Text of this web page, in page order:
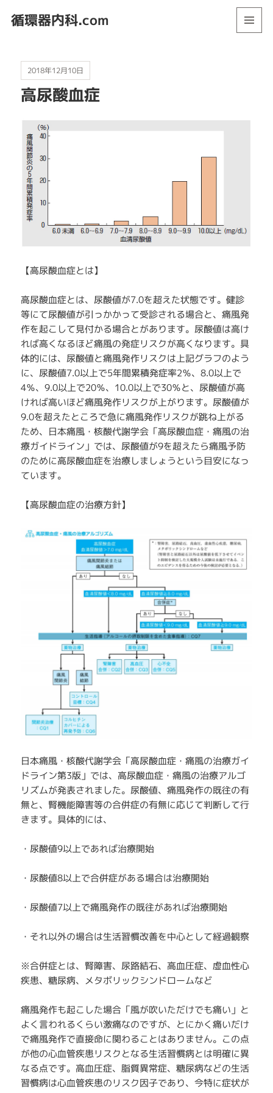
循環器内科.com
2018年12月10日
高尿酸血症
【高尿酸血症とは】
高尿酸血症とは、尿酸値が7.0を超えた状態です。健診
等にて尿酸値が引っかかって受診される場合と、痛風発
作を起こして見付かる場合とがあります。尿酸値は高け
れば高くなるほど痛風の発症リスクが高くなります。具
体的には、尿酸値と痛風発作リスクは上記グラフのよう
に、尿酸値7.0以上で5年間累積発症率2％、8.0以上で
4％、9.0以上で20％、10.0以上で30％と、尿酸値が高
ければ高いほど痛風発作リスクが上がります。尿酸値が
9.0を超えたところで急に痛風発作リスクが跳ね上がる
ため、日本痛風・核酸代謝学会「高尿酸血症・痛風の治
療ガイドライン」では、尿酸値が9を超えたら痛風予防
のために高尿酸血症を治療しましょうという目安になっ
ています。
【高尿酸血症の治療方針】
日本痛風・核酸代謝学会「高尿酸血症・痛風の治療ガイ
ドライン第3版」では、高尿酸血症・痛風の治療アルゴ
リズムが発表されました。尿酸値、痛風発作の既往の有
無と、腎機能障害等の合併症の有無に応じて判断して行
きます。具体的には、
・尿酸値9以上であれば治療開始
・尿酸値8以上で合併症がある場合は治療開始
・尿酸値7以上で痛風発作の既往があれば治療開始
・それ以外の場合は生活習慣改善を中心として経過観察
※合併症とは、腎障害、尿路結石、高血圧症、虚血性心
疾患、糖尿病、メタボリックシンドロームなど
痛風発作も起こした場合「風が吹いただけでも痛い」と
よく言われるくらい激痛なのですが、とにかく痛いだけ
で痛風発作で直接命に関わることはありません。この点
が他の心血管疾患リスクとなる生活習慣病とは明確に異
なる点です。高血圧症、脂質異常症、糖尿病などの生活
習慣病は心血管疾患のリスク因子であり、今特に症状が